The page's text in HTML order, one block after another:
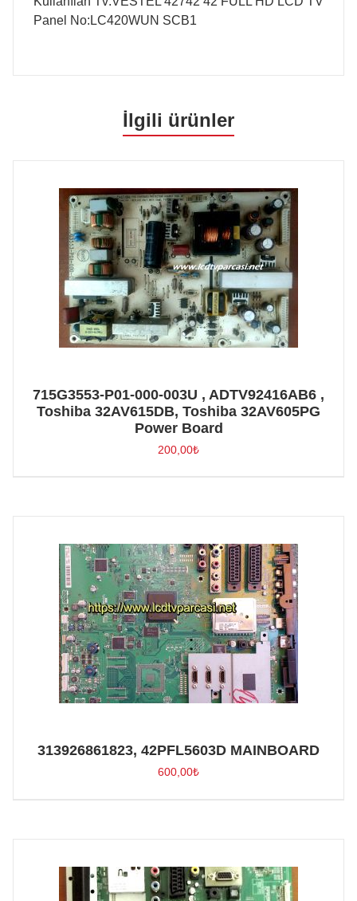
Panel No:LC420WUN SCB1
İlgili ürünler
715G3553-P01-000-003U , ADTV92416AB6 ,
Toshiba 32AV615DB, Toshiba 32AV605PG
Power Board
200,00₺
313926861823, 42PFL5603D MAINBOARD
600,00₺